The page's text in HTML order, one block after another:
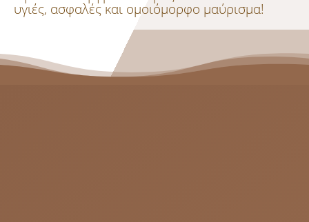
υγιές, ασφαλές και ομοιόμορφο μαύρισμα!